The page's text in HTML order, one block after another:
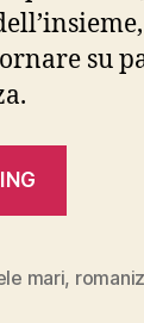
su
stiva
mari,